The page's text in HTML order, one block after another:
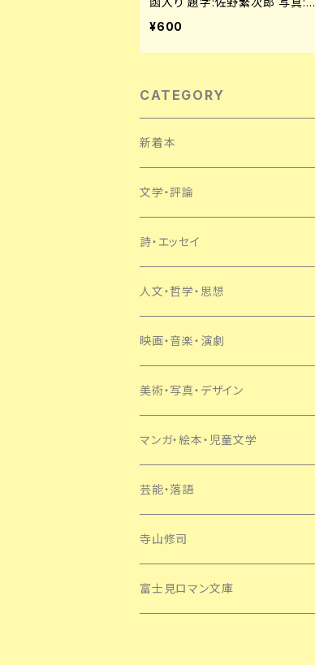
山庄太郎 婦人画報社
¥600
CATEGORY
新着本
文学・評論
日本
外国
SF・ミステリー
詩・エッセイ
人文・哲学・思想
映画・音楽・演劇
美術・写真・デザイン
マンガ・絵本・児童文学
芸能・落語
寺山修司
富士見ロマン文庫